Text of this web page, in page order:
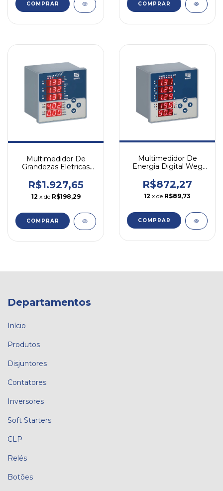
COMPRAR
Multimedidor De
Grandezas Eletricas
R$1.927,65
12 x de R$198,29
COMPRAR
Multimedidor De
Energia Digital Weg
R$872,27
12 x de R$89,73
COMPRAR
Departamentos
Início
Produtos
Disjuntores
Contatores
Inversores
Soft Starters
CLP
Relés
Botões